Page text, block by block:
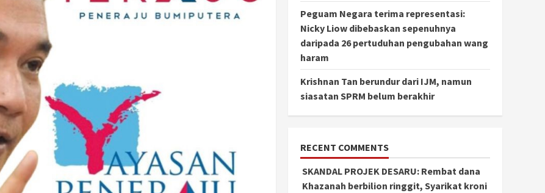
Peguam Negara terima representasi:
Nicky Liow dibebaskan sepenuhnya
daripada 26 pertuduhan pengubahan wang
haram
Krishnan Tan berundur dari IJM, namun
siasatan SPRM belum berakhir
RECENT COMMENTS
SKANDAL PROJEK DESARU: Rembat dana
Khazanah berbilion ringgit, Syarikat kroni